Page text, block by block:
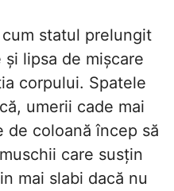
statul prelungit
lipsa de mișcare
corpului. Spatele
umerii cade mai
de coloană încep să
care susțin
mai slabi dacă nu